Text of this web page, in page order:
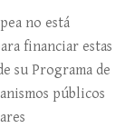
no está
financiar estas
su Programa de
públicos